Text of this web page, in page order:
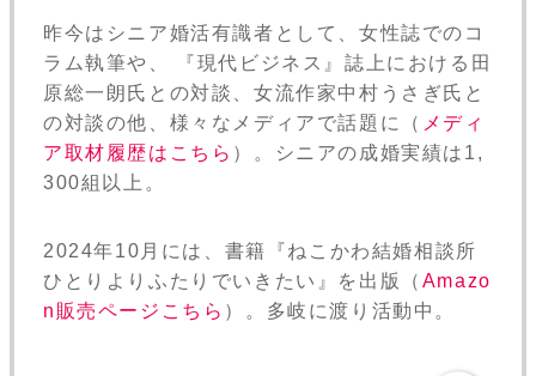
昨今はシニア婚活有識者として、女性誌でのコ
ラム執筆や、 『現代ビジネス』誌上における田
原総一朗氏との対談、女流作家中村うさぎ氏と
の対談の他、様々なメディアで話題に（ メディ
ア取材履歴はこちら ）。シニアの成婚実績は1,
300組以上。
2024年10月には、書籍『ねこかわ結婚相談所
ひとりよりふたりでいきたい』を出版（ Amazo
n販売ページこちら ）。多岐に渡り活動中。